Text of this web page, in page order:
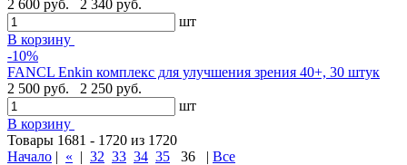
2 600 руб.
2 340 руб.
шт
В корзину
-10%
FANCL Enkin комплекс для улучшения зрения 40+, 30 штук
2 500 руб.
2 250 руб.
шт
В корзину
Товары 1681 - 1720 из 1720
Начало | « | 32 33 34 35 36 | Все